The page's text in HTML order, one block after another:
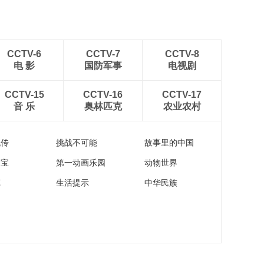
CCTV-6
电 影
CCTV-7
国防军事
CCTV-8
电视剧
CCTV-15
音 乐
CCTV-16
奥林匹克
CCTV-17
农业农村
挑战不可能 故事里的中国
第一动画乐园 动物世界
生活提示 中华民族